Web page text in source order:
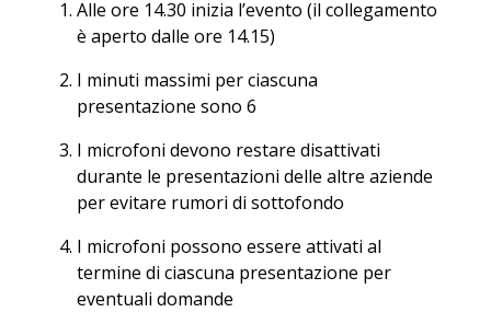
Alle ore 14.30 inizia l’evento (il collegamento
è aperto dalle ore 14.15)
I minuti massimi per ciascuna
presentazione sono 6
I microfoni devono restare disattivati
durante le presentazioni delle altre aziende
per evitare rumori di sottofondo
I microfoni possono essere attivati al
termine di ciascuna presentazione per
eventuali domande